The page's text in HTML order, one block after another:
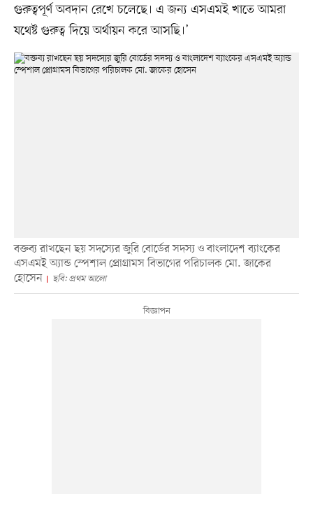
গুরুত্বপূর্ণ অবদান রেখে চলেছে। এ জন্য এসএমই খাতে আমরা
যথেষ্ট গুরুত্ব দিয়ে অর্থায়ন করে আসছি।’
বক্তব্য রাখছেন ছয় সদস্যের জুরি বোর্ডের সদস্য ও বাংলাদেশ ব্যাংকের
এসএমই অ্যান্ড স্পেশাল প্রোগ্রামস বিভাগের পরিচালক মো. জাকের
হোসেন
ছবি: প্রথম আলো